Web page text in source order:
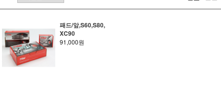
패드/앞,S60,S80,
XC90
91,000원